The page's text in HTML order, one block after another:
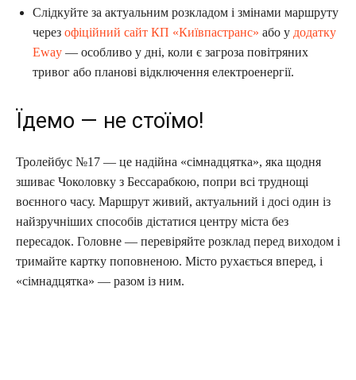
Слідкуйте за актуальним розкладом і змінами маршруту
через офіційний сайт КП «Київпастранс» або у додатку
Eway — особливо у дні, коли є загроза повітряних
тривог або планові відключення електроенергії.
Їдемо — не стоїмо!
Тролейбус №17 — це надійна «сімнадцятка», яка щодня
зшиває Чоколовку з Бессарабкою, попри всі труднощі
воєнного часу. Маршрут живий, актуальний і досі один із
найзручніших способів дістатися центру міста без
пересадок. Головне — перевіряйте розклад перед виходом і
тримайте картку поповненою. Місто рухається вперед, і
«сімнадцятка» — разом із ним.